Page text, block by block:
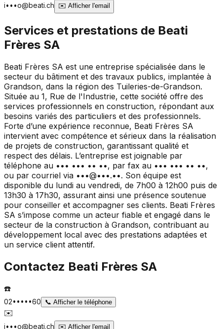
i•••o@beati.ch ✉️ Afficher l'email
Services et prestations de Beati
Frères SA
Beati Frères SA est une entreprise spécialisée dans le
secteur du bâtiment et des travaux publics, implantée à
Grandson, dans la région des Tuileries-de-Grandson.
Située au 1, Rue de l'Industrie, cette société offre des
services professionnels en construction, répondant aux
besoins variés des particuliers et des professionnels.
Forte d’une expérience reconnue, Beati Frères SA
intervient avec compétence et sérieux dans la réalisation
de projets de construction, garantissant qualité et
respect des délais. L’entreprise est joignable par
téléphone au ••• ••• •• ••, par fax au ••• ••• •• ••,
ou par courriel via •••@•••.••. Son équipe est
disponible du lundi au vendredi, de 7h00 à 12h00 puis de
13h30 à 17h30, assurant ainsi une présence soutenue
pour conseiller et accompagner ses clients. Beati Frères
SA s’impose comme un acteur fiable et engagé dans le
secteur de la construction à Grandson, contribuant au
développement local avec des prestations adaptées et
un service client attentif.
Contactez Beati Frères SA
☎️
02•••••60 📞 Afficher le téléphone
✉️
i•••o@beati.ch ✉️ Afficher l'email